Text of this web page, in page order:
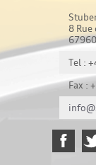
8 Rue
Tel :
Fax :